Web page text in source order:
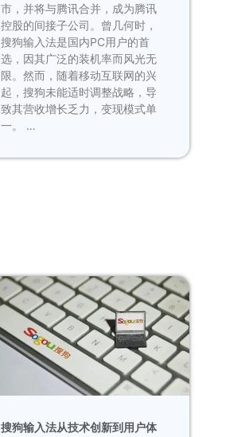
市，并将与腾讯合并，成为腾讯
控股的间接子公司。曾几何时，
搜狗输入法是国内PC用户的首
选，因其广泛的装机率而风光无
限。然而，随着移动互联网的兴
起，搜狗未能适时调整战略，导
致其营收增长乏力，变现模式单
一。 …
搜狗输入法从技术创新到用户体